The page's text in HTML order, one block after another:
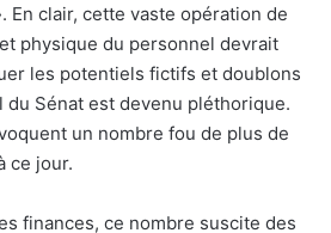
En clair, cette vaste opération de
physique du personnel devrait
les potentiels fictifs et doublons
Sénat est devenu pléthorique.
un nombre fou de plus de
ce jour.
finances, ce nombre suscite des